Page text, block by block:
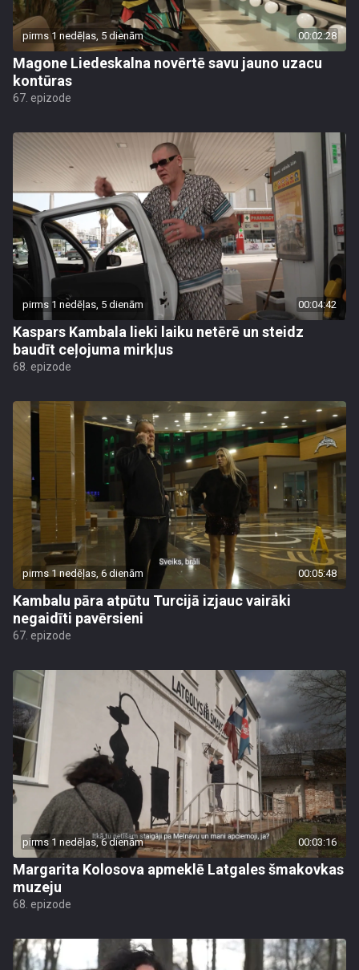
pirms 1 nedēļas, 5 dienām 00:02:28
Magone Liedeskalna novērtē savu jauno uzacu
kontūras
67. epizode
pirms 1 nedēļas, 5 dienām 00:04:42
Kaspars Kambala lieki laiku netērē un steidz
baudīt ceļojuma mirkļus
68. epizode
pirms 1 nedēļas, 6 dienām 00:05:48
Kambalu pāra atpūtu Turcijā izjauc vairāki
negaidīti pavērsieni
67. epizode
pirms 1 nedēļas, 6 dienām 00:03:16
Margarita Kolosova apmeklē Latgales šmakovkas
muzeju
68. epizode